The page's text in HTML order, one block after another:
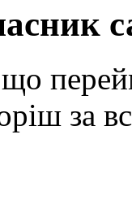
за